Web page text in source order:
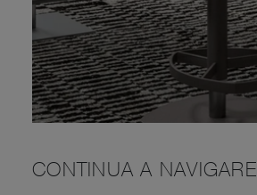
CONTINUA A NAVIGARE